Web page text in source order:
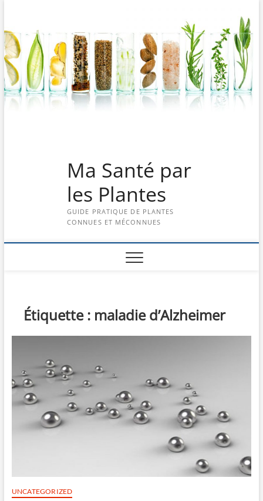
content
Ma Santé par
les Plantes
GUIDE PRATIQUE DE PLANTES
CONNUES ET MÉCONNUES
Étiquette : maladie d’Alzheimer
UNCATEGORIZED